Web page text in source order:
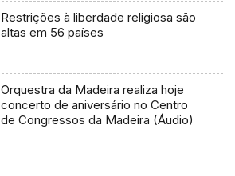
Restrições à liberdade religiosa são
altas em 56 países
Orquestra da Madeira realiza hoje
concerto de aniversário no Centro
de Congressos da Madeira (Áudio)